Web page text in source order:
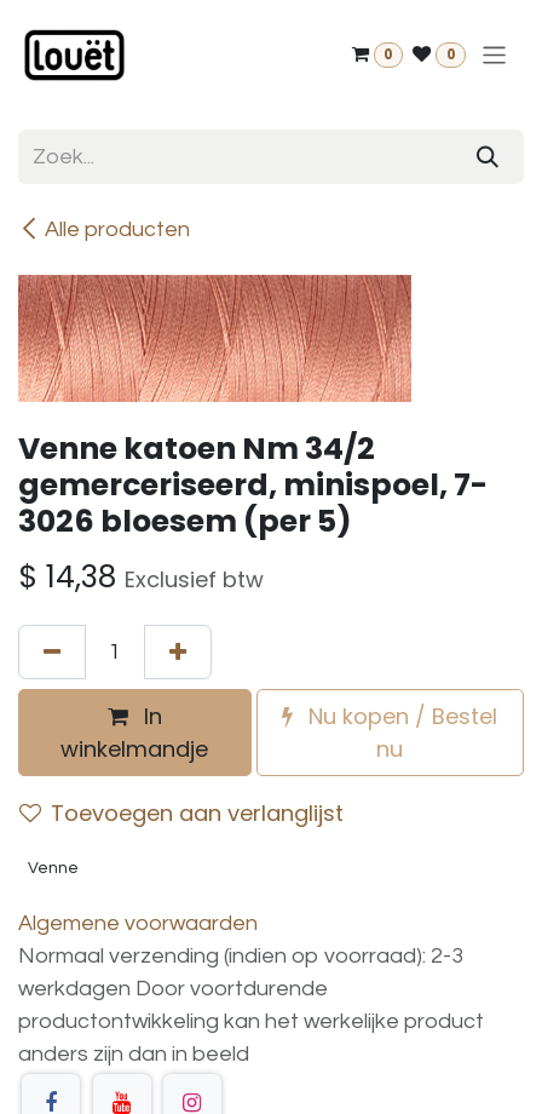
0 0
Alle producten
Venne katoen Nm 34/2
gemerceriseerd, minispoel, 7-
3026 bloesem (per 5)
$ 14,38 Exclusief btw
In
winkelmandje
Nu kopen / Bestel
nu
Toevoegen aan verlanglijst
Venne
Algemene voorwaarden
Normaal verzending (indien op voorraad): 2-3
werkdagen Door voortdurende
productontwikkeling kan het werkelijke product
anders zijn dan in beeld